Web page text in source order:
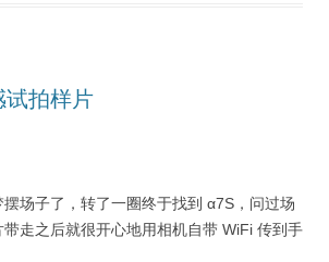
试拍样片
场子了，转了一圈终于找到 α7S，问过场
走之后就很开心地用相机自带 WiFi 传到手